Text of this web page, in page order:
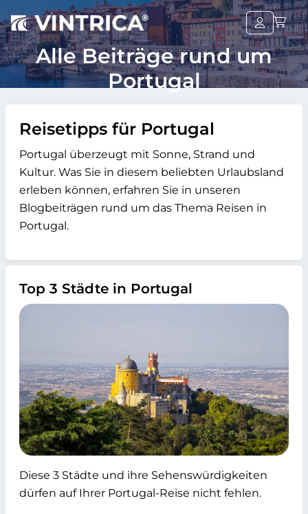
Alle Beiträge rund um
Portugal
Reisetipps für Portugal
Portugal überzeugt mit Sonne, Strand und
Kultur. Was Sie in diesem beliebten Urlaubsland
erleben können, erfahren Sie in unseren
Blogbeiträgen rund um das Thema Reisen in
Portugal.
Top 3 Städte in Portugal
Diese 3 Städte und ihre Sehenswürdigkeiten
dürfen auf Ihrer Portugal-Reise nicht fehlen.